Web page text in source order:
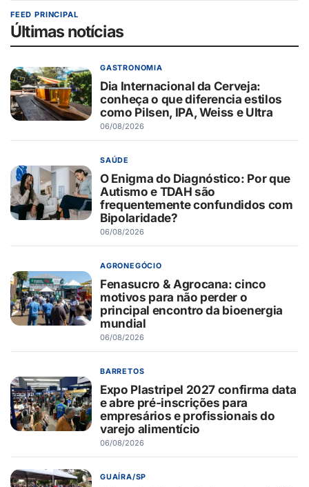
FEED PRINCIPAL
Últimas notícias
GASTRONOMIA
Dia Internacional da Cerveja:
conheça o que diferencia estilos
como Pilsen, IPA, Weiss e Ultra
06/08/2026
SAÚDE
O Enigma do Diagnóstico: Por que
Autismo e TDAH são
frequentemente confundidos com
Bipolaridade?
06/08/2026
AGRONEGÓCIO
Fenasucro & Agrocana: cinco
motivos para não perder o
principal encontro da bioenergia
mundial
06/08/2026
BARRETOS
Expo Plastripel 2027 confirma data
e abre pré-inscrições para
empresários e profissionais do
varejo alimentício
06/08/2026
GUAÍRA/SP